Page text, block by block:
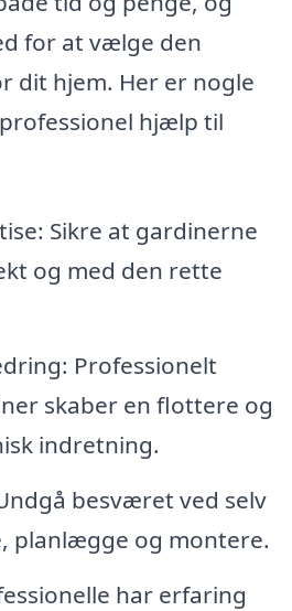
for at vælge den
dit hjem. Her er nogle
hjælp til
Sikre at gardinerne
og med den rette
Professionelt
skaber en flottere og
indretning.
besværet ved selv
planlægge og montere.
har erfaring